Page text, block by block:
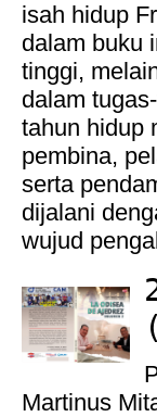
isah hidup
dalam buku
tinggi,
dalam
tahun hidup
pembina,
serta
dijalani
wujud
Martinus